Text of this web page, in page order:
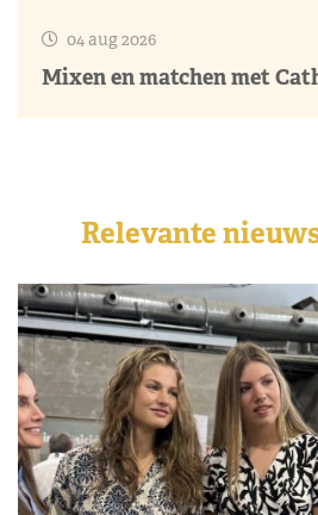
04 aug 2026
Mixen en matchen met
Relevante